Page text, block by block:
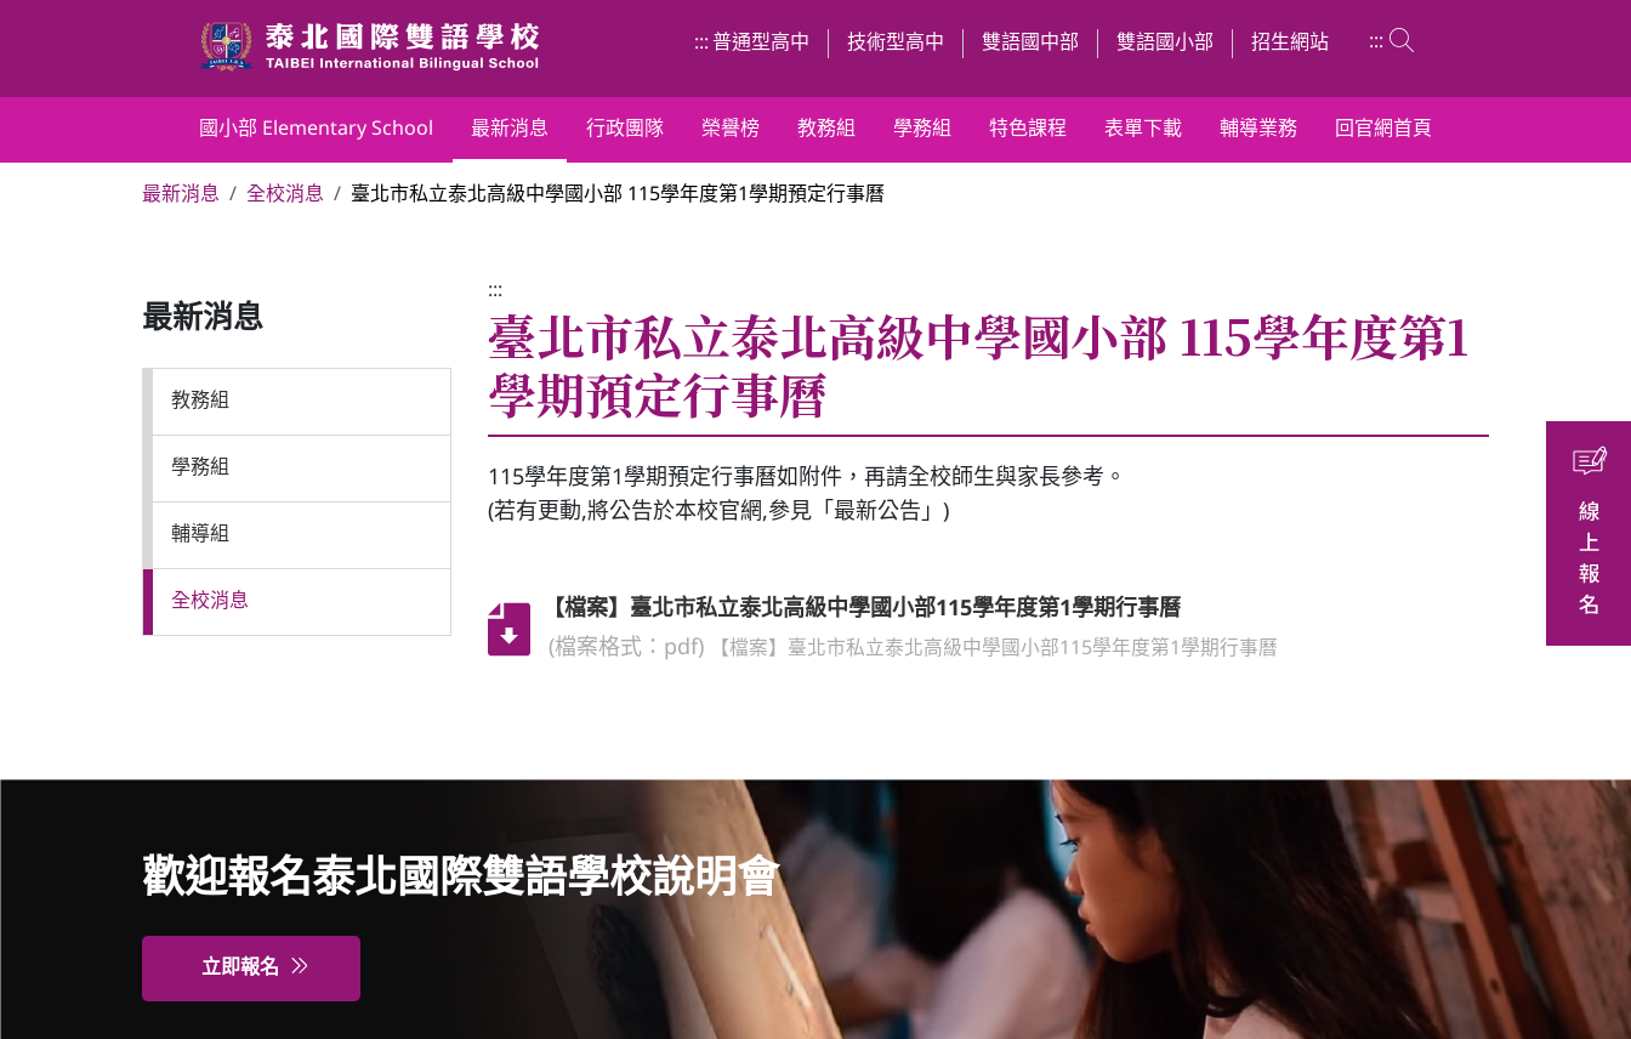
容
區
::: 普通型高中 技術型高中 雙語國中部 雙語國小部 招生網站 :::
國小部 Elementary School 最新消息 行政團隊 榮譽榜 教務組 學務組 特色課程 表單下載 輔導業務 回官網首頁
最新消息 全校消息 臺北市私立泰北高級中學國小部 115學年度第1學期預定行事曆
最新消息
教務組
學務組
輔導組
全校消息
:::
臺北市私立泰北高級中學國小部 115學年度第1
學期預定行事曆
115學年度第1學期預定行事曆如附件，再請全校師生與家長參考。
(若有更動,將公告於本校官網,參見「最新公告」)
【檔案】臺北市私立泰北高級中學國小部115學年度第1學期行事曆
(檔案格式：pdf) 【檔案】臺北市私立泰北高級中學國小部115學年度第1學期行事曆
歡迎報名泰北國際雙語學校說明會
立即報名
國小部 Elementary School